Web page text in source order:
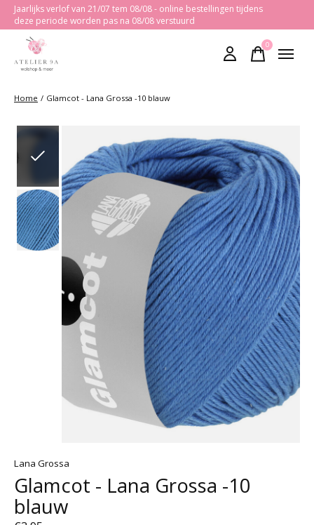
Jaarlijks verlof van 21/07 tem 08/08 - online bestellingen tijdens
deze periode worden pas na 08/08 verstuurd
0items
Home / Glamcot - Lana Grossa -10 blauw
Lana Grossa
Glamcot - Lana Grossa -10
blauw